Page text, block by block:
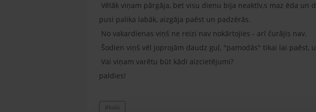
Vēlāk viņam pārgāja, bet visu dienu bija neaktīv,s maz ēda un
pusi palika labāk, aizgāja paēst un padzērās.
No vakardienas viņš ne reizi nav nokārtojies - arī čurājis nav.
Šodien viņš vēl joprojām daudz guļ, "pamodās" tikai lai paēst,
Vai viņam varētu būt kādi aizcietējumi?
paldies!
#kaki